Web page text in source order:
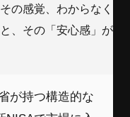
の感覚、わからなく
、その「安心感」が
が持つ構造的な